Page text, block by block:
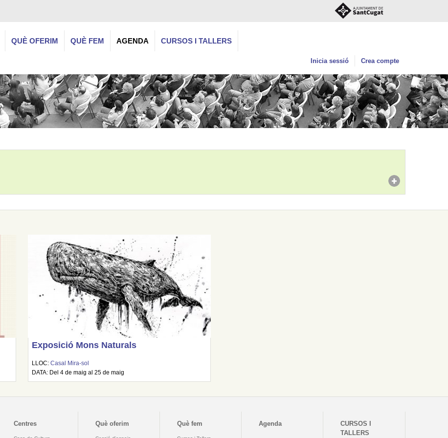
QUÈ OFERIM QUÈ FEM AGENDA CURSOS I TALLERS
Inicia sessió Crea compte
Exposició Mons Naturals
LLOC:Casal Mira-sol
DATA: Del 4 de maig al 25 de maig
Centres Què oferim Què fem Agenda
CURSOS I
TALLERS